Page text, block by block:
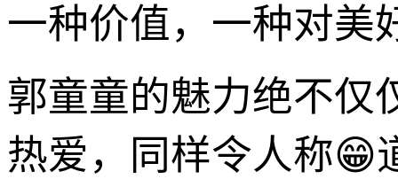
一种价值，一种对美
郭童童的魅力绝不仅
热爱，同样令人称😁